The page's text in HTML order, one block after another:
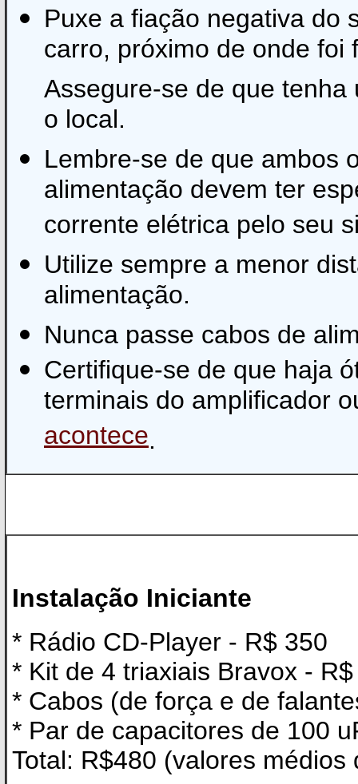
Puxe a fiação negativa do
carro, próximo de onde foi
Assegure-se de que
o local.
Lembre-se de que ambos
alimentação devem ter
corrente elétrica pelo seu
Utilize sempre a menor
alimentação.
Nunca passe cabos de
Certifique-se de que haja
terminais do amplificador
acontece.
Instalação Iniciante
* Rádio CD-Player - R$ 350
* Kit de 4 triaxiais Bravox -
* Cabos (de força e de
* Par de capacitores de 100
Total: R$480 (valores médios